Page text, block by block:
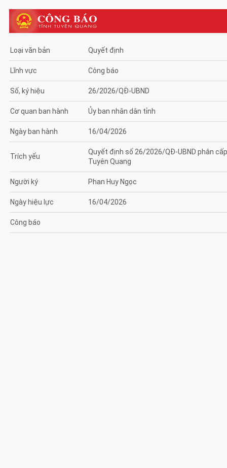
Loại văn bản Quyết định
Lĩnh vực Công báo
Số, ký hiệu 26/2026/QĐ-UBND
Cơ quan ban hành Ủy ban nhân dân tỉnh
Ngày ban hành 16/04/2026
Trích yếu
Quyết định số 26/2026/QĐ-UBND phân
Tuyên Quang
Người ký Phan Huy Ngọc
Ngày hiệu lực 16/04/2026
Công báo